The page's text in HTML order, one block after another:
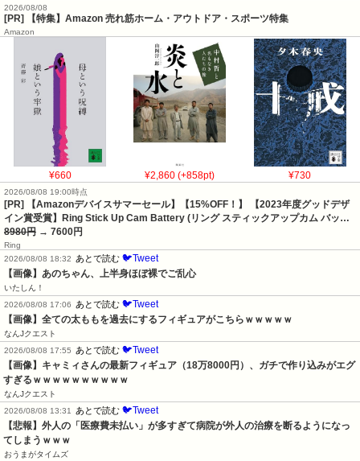
2026/08/08
[PR] 【特集】Amazon 売れ筋ホーム・アウトドア・スポーツ特集
Amazon
¥660 ¥2,860 (+858pt) ¥730
2026/08/08 19:00時点
[PR] 【Amazonデバイスサマーセール】【15%OFF！】 【2023年度グッドデザ
イン賞受賞】Ring Stick Up Cam Battery (リング スティックアップカム バッ…
8980円 → 7600円
Ring
2026/08/08 18:32
あとで読む 🐦Tweet
【画像】あのちゃん、上半身ほぼ裸でご乱心
いたしん！
2026/08/08 17:06
あとで読む 🐦Tweet
【画像】全ての太ももを過去にするフィギュアがこちらｗｗｗｗｗ
なんJクエスト
2026/08/08 17:55
あとで読む 🐦Tweet
【画像】キャミィさんの最新フィギュア（18万8000円）、ガチで作り込みがエグ
すぎるｗｗｗｗｗｗｗｗｗｗ
なんJクエスト
2026/08/08 13:31
あとで読む 🐦Tweet
【悲報】外人の「医療費未払い」が多すぎて病院が外人の治療を断るようになっ
てしまうｗｗｗ
おうまがタイムズ